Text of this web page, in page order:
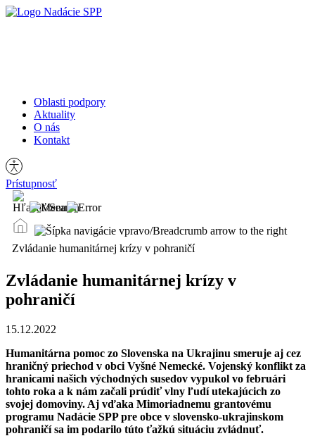
O nás
Kontakt
Oblasti podpory
Aktuality
O nás
Kontakt
Prístupnosť
Zvládanie humanitárnej krízy v pohraničí
Zvládanie humanitárnej krízy v
pohraničí
15.12.2022
Humanitárna pomoc zo Slovenska na Ukrajinu smeruje aj cez
hraničný priechod v obci Vyšné Nemecké. Vojenský konflikt za
hranicami našich východných susedov vypukol vo februári
tohto roka a k nám začali prúdiť vlny ľudí utekajúcich zo
svojej domoviny. Aj vďaka Mimoriadnemu grantovému
programu Nadácie SPP pre obce v slovensko-ukrajinskom
pohraničí sa im podarilo túto ťažkú situáciu zvládnuť.